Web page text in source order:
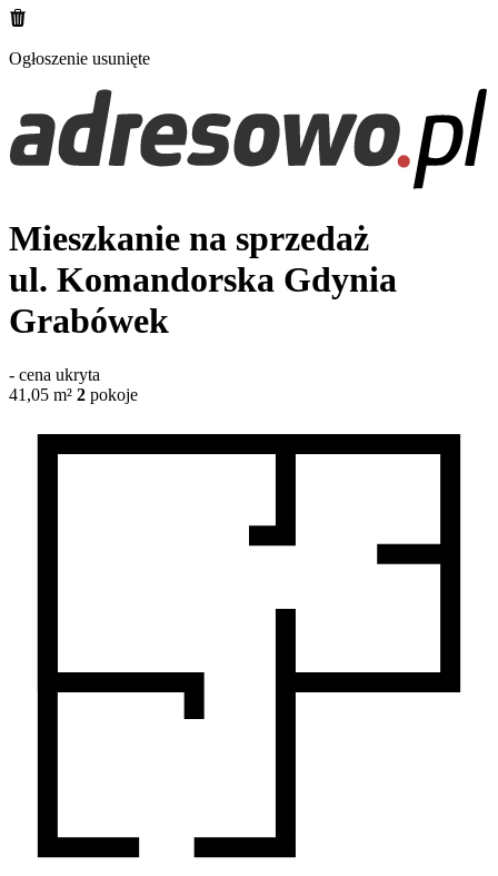
Ogłoszenie usunięte
Mieszkanie na sprzedaż
ul. Komandorska Gdynia
Grabówek
- cena ukryta
41,05 m² 2 pokoje